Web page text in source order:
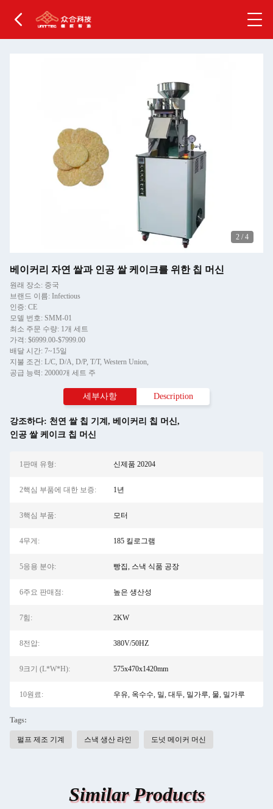
2 / 4
베이커리 자연 쌀과 인공 쌀 케이크를 위한 칩 머신
원래 장소: 중국
브랜드 이름: Infectious
인증: CE
모델 번호: SMM-01
최소 주문 수량: 1개 세트
가격: $6999.00-$7999.00
배달 시간: 7~15일
지불 조건: L/C, D/A, D/P, T/T, Western Union,
공급 능력: 20000개 세트 주
세부사항 Description
강조하다: 천연 쌀 칩 기계 , 베이커리 칩 머신,
인공 쌀 케이크 칩 머신
1판매 유형: 신제품 20204
2핵심 부품에 대한 보증: 1년
3핵심 부품: 모터
4무게: 185 킬로그램
5응용 분야: 빵집, 스낵 식품 공장
6주요 판매점: 높은 생산성
7힘: 2KW
8전압: 380V/50HZ
9크기 (L*W*H): 575x470x1420mm
10원료: 우유, 옥수수, 밀, 대두, 밀가루, 물, 밀가루
Tags:
펄프 제조 기계 스낵 생산 라인 도넛 메이커 머신
Similar Products